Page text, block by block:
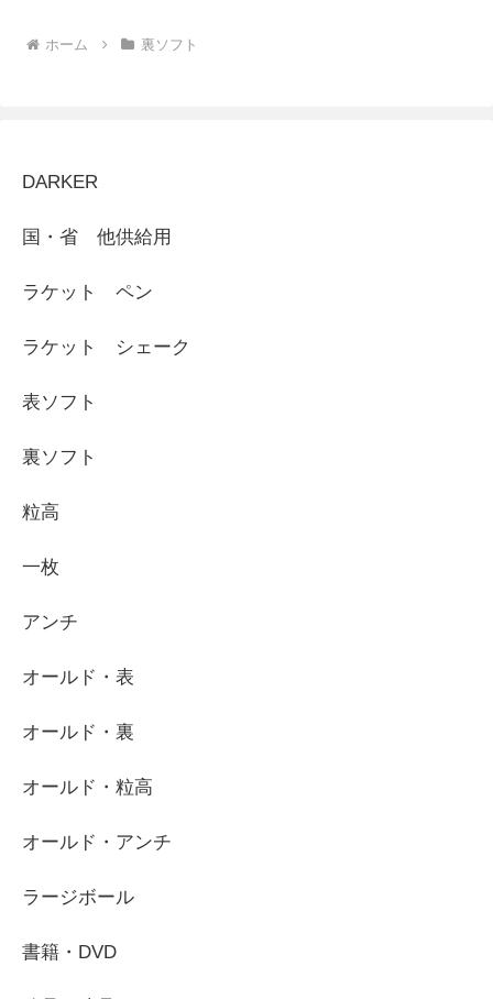
ホーム 裏ソフト
DARKER
国・省 他供給用
ラケット ペン
ラケット シェーク
表ソフト
裏ソフト
粒高
一枚
アンチ
オールド・表
オールド・裏
オールド・粒高
オールド・アンチ
ラージボール
書籍・DVD